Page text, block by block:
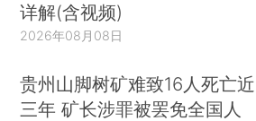
详解(含视频)
2026年08月08日
贵州山脚树矿难致16人死亡近
三年 矿长涉罪被罢免全国人